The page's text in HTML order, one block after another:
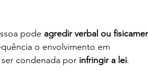
pode agredir verbal ou
o envolvimento em
condenada por infringir a lei.